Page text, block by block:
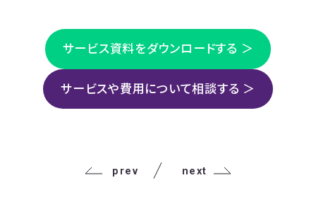
サービス資料をダウンロードする ＞
サービスや費用について相談する ＞
prev next